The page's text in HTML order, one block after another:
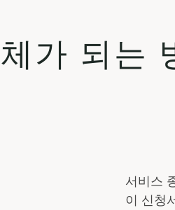
가 되는
서비스
이 신청